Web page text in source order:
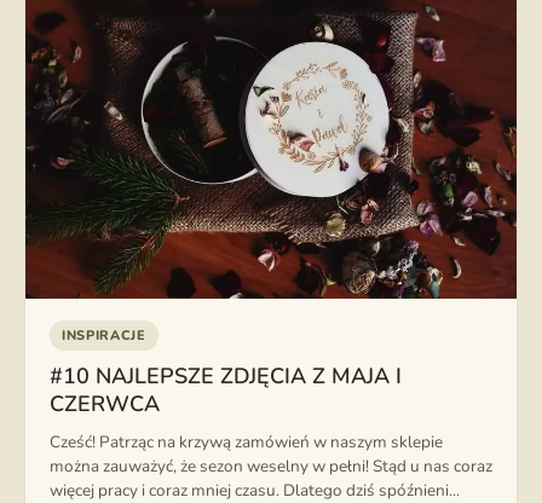
INSPIRACJE
#10 NAJLEPSZE ZDJĘCIA Z MAJA I
CZERWCA
Cześć! Patrząc na krzywą zamówień w naszym sklepie
można zauważyć, że sezon weselny w pełni! Stąd u nas coraz
więcej pracy i coraz mniej czasu. Dlatego dziś spóźnieni...